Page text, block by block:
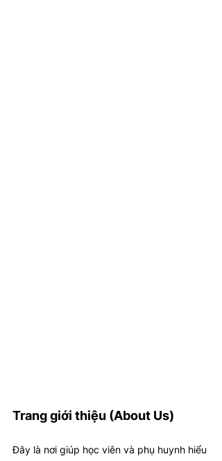
Trang giới thiệu (About Us)
Đây là nơi giúp học viên và phụ huynh hiểu